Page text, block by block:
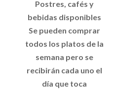
Postres, cafés y
bebidas disponibles
Se pueden comprar
todos los platos de la
semana pero se
recibirán cada uno el
día que toca